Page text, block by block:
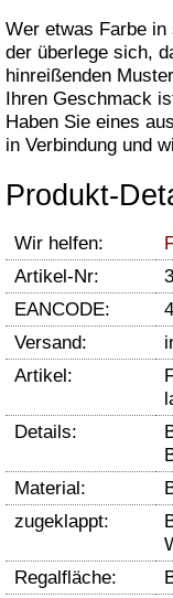
Wer etwas Farbe in
der überlege sich,
hinreißenden
Ihren Geschmack
Haben Sie eines
in Verbindung und
Produkt-
Wir helfen:
Artikel-Nr:
EANCODE:
Versand:
Artikel:
Details:
Material:
zugeklappt:
Regalfläche: